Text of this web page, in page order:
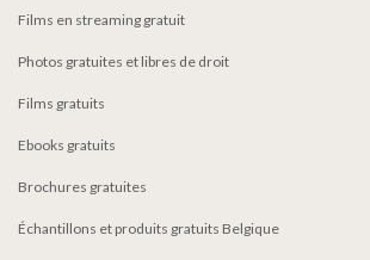
Films en streaming gratuit
Photos gratuites et libres de droit
Films gratuits
Ebooks gratuits
Brochures gratuites
Échantillons et produits gratuits Belgique